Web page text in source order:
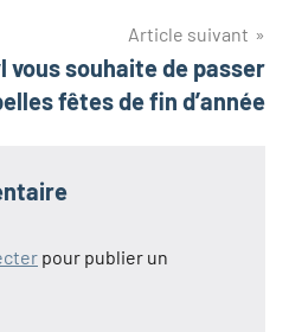
Article suivant
vous souhaite de passer
fêtes de fin d’année
pour publier un